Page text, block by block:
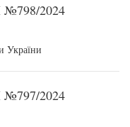
2024
України
2024